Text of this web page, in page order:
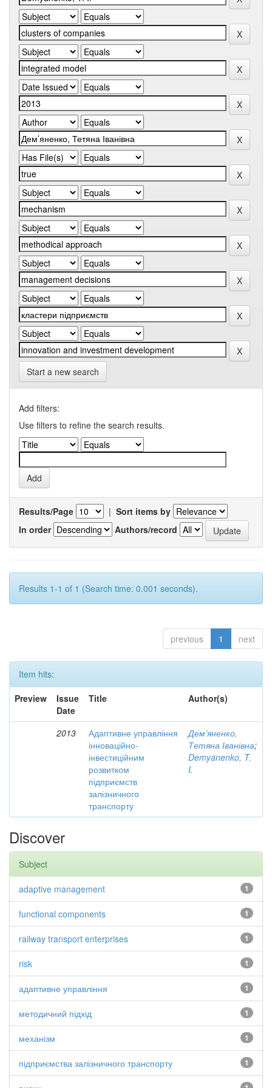
Start a new search
Add filters:
Use filters to refine the search results.
Results/Page | Sort items by
In order
Authors/record
Results 1-1 of 1 (Search time: 0.001 seconds).
previous 1 next
Item hits:
Preview
Issue
Date
Title Author(s)
2013
Адаптивне управління
інноваційно-
інвестиційним
розвитком
підприємств
залізничного
транспорту
Дем’яненко,
Тетяна Іванівна;
Demyanenko, T.
I.
Discover
Subject
1
adaptive management
1
functional components
1
railway transport enterprises
1
risk
1
адаптивне управління
1
методичний підхід
1
механізм
1
підприємства залізничного транспорту